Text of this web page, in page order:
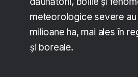
meteorologice severe au
milioane ha, mai ales în
și boreale.